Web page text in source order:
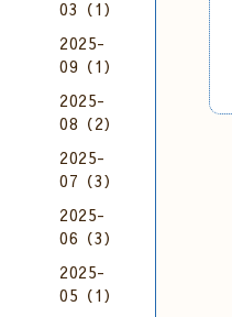
03（1）
2025-
09（1）
2025-
08（2）
2025-
07（3）
2025-
06（3）
2025-
05（1）